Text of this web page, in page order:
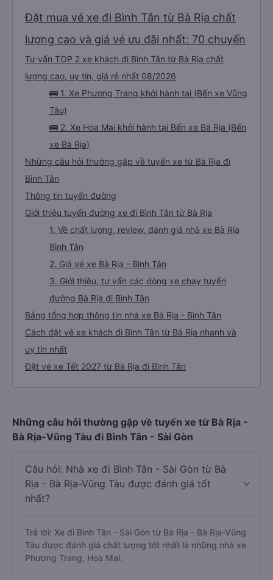
Đặt mua vé xe đi Bình Tân từ Bà Rịa chất
lượng cao và giá vé ưu đãi nhất: 70 chuyến
Tư vấn TOP 2 xe khách đi Bình Tân từ Bà Rịa chất
lượng cao, uy tín, giá rẻ nhất 08/2026
🚌 1. Xe Phương Trang khởi hành tại (Bến xe Vũng
Tàu)
🚌 2. Xe Hoa Mai khởi hành tại Bến xe Bà Rịa (Bến
xe Bà Rịa)
Những câu hỏi thường gặp về tuyến xe từ Bà Rịa đi
Bình Tân
Thông tin tuyến đường
Giới thiệu tuyến đường xe đi Bình Tân từ Bà Rịa
1. Về chất lượng, review, đánh giá nhà xe Bà Rịa
Bình Tân
2. Giá vé xe Bà Rịa - Bình Tân
3. Giới thiệu, tư vấn các dòng xe chạy tuyến
đường Bà Rịa đi Bình Tân
Bảng tổng hợp thông tin nhà xe Bà Rịa - Bình Tân
Cách đặt vé xe khách đi Bình Tân từ Bà Rịa nhanh và
uy tín nhất
Đặt vé xe Tết 2027 từ Bà Rịa đi Bình Tân
Những câu hỏi thường gặp về tuyến xe từ Bà Rịa -
Bà Rịa-Vũng Tàu đi Bình Tân - Sài Gòn
Câu hỏi: Nhà xe đi Bình Tân - Sài Gòn từ Bà
Rịa - Bà Rịa-Vũng Tàu được đánh giá tốt
nhất?
Trả lời: Xe đi Bình Tân - Sài Gòn từ Bà Rịa - Bà Rịa-Vũng
Tàu được đánh giá chất lượng tốt nhất là những nhà xe
Phương Trang, Hoa Mai.